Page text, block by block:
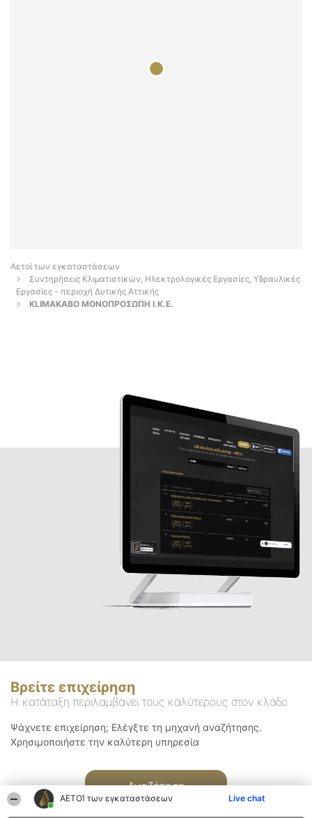
ΑΕΤΟΊ των εγκαταστάσεων Live chat
Αετοί των εγκαταστάσεων
Συντηρήσεις Κλιματιστικών, Ηλεκτρολογικές Εργασίες, Υδραυλικές
Εργασίες - περιοχή Δυτικής Αττικής
KLIMAKABO ΜΟΝΟΠΡΟΣΩΠΗ I.K.E.
Βρείτε επιχείρηση
Η κατάταξη περιλαμβάνει τους καλύτερους στον κλάδο
Ψάχνετε επιχείρηση; Ελέγξτε τη μηχανή αναζήτησης.
Χρησιμοποιήστε την καλύτερη υπηρεσία
Αναζήτηση